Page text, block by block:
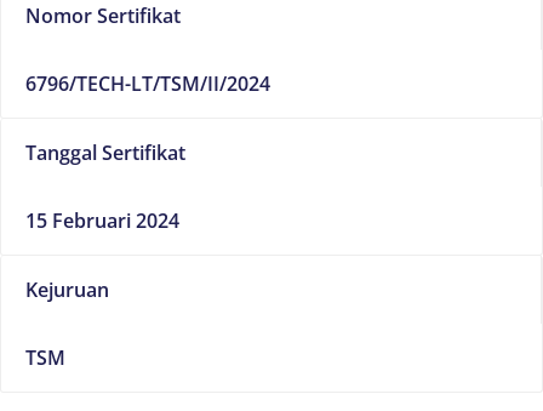
Nomor Sertifikat
6796/TECH-LT/TSM/II/2024
Tanggal Sertifikat
15 Februari 2024
Kejuruan
TSM